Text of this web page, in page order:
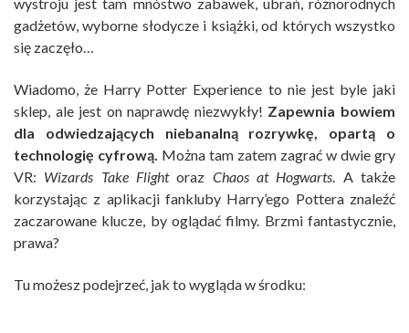
gadżetów, wyborne słodycze i książki, od których wszystko
się zaczęło…
Wiadomo, że Harry Potter Experience to nie jest byle jaki
sklep, ale jest on naprawdę niezwykły! Zapewnia bowiem
dla odwiedzających niebanalną rozrywkę, opartą o
technologię cyfrową. Można tam zatem zagrać w dwie gry
VR: Wizards Take Flightoraz Chaos at Hogwarts. A także
korzystając z aplikacji fankluby Harry’ego Pottera znaleźć
zaczarowane klucze, by oglądać filmy. Brzmi fantastycznie,
prawa?
Tu możesz podejrzeć, jak to wygląda w środku: